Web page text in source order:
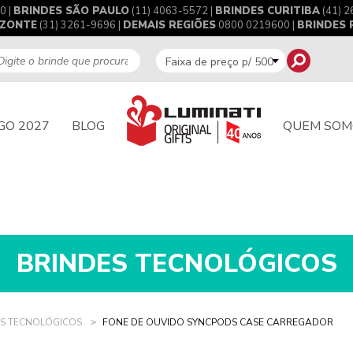
| BRINDES SÃO PAULO(11) 4063-5572 | BRINDES CURITIBA(41)
(31) 3261-9696 | DEMAIS REGIÕES 0800 0219600 | BRINDES
2027 BLOG QUEM
BRINDES TECNOLÓGICOS
TECNOLÓGICOS FONE DE OUVIDO SYNCPODS CASE CARREGADOR